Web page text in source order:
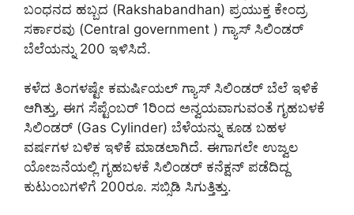
ಬಂಧನದ ಹಬ್ಬದ (Rakshabandhan) ಪ್ರಯುಕ್ತ ಕೇಂದ್ರ
ಸರ್ಕಾರವು (Central government ) ಗ್ಯಾಸ್ ಸಿಲಿಂಡರ್
ಬೆಲೆಯನ್ನು 200 ಇಳಿಸಿದೆ.
ಕಳೆದ ತಿಂಗಳಷ್ಟೇ ಕಮರ್ಷಿಯಲ್ ಗ್ಯಾಸ್ ಸಿಲಿಂಡರ್ ಬೆಲೆ ಇಳಿಕೆ
ಆಗಿತ್ತು, ಈಗ ಸೆಪ್ಟೆಂಬರ್ 1ರಿಂದ ಅನ್ವಯವಾಗುವಂತೆ ಗೃಹಬಳಕೆ
ಸಿಲಿಂಡರ್ (Gas Cylinder) ಬೆಳೆಯನ್ನು ಕೂಡ ಬಹಳ
ವರ್ಷಗಳ ಬಳಿಕ ಇಳಿಕೆ ಮಾಡಲಾಗಿದೆ. ಈಗಾಗಲೇ ಉಜ್ವಲ
ಯೋಜನೆಯಲ್ಲಿ ಗೃಹಬಳಕೆ ಸಿಲಿಂಡರ್ ಕನೆಕ್ಷನ್ ಪಡೆದಿದ್ದ
ಕುಟುಂಬಗಳಿಗೆ 200ರೂ. ಸಬ್ಸಿಡಿ ಸಿಗುತ್ತಿತ್ತು.